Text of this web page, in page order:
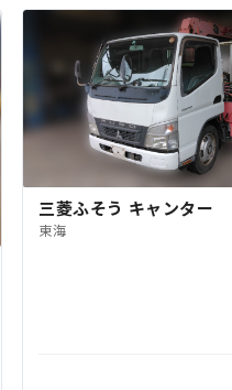
三菱ふそう キャンター
東海